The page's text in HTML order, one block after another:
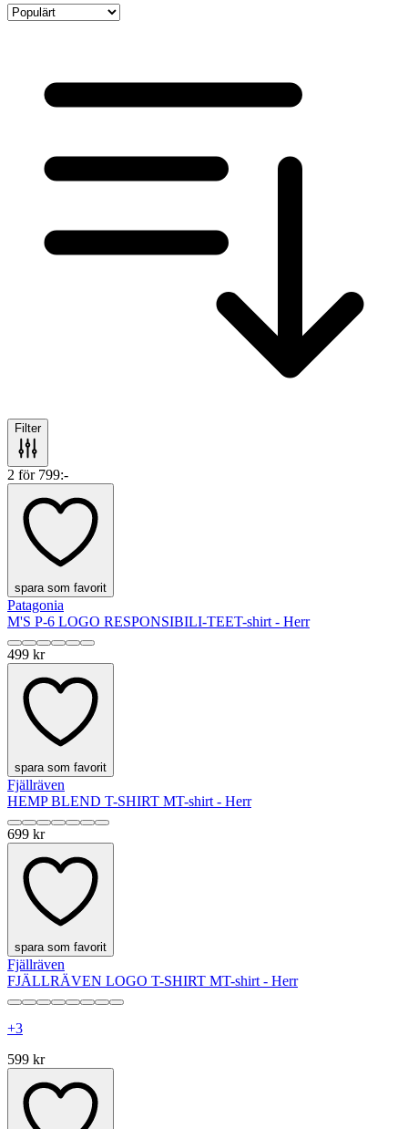
Filter
2 för 799:-
spara som favorit
Patagonia
M'S P-6 LOGO RESPONSIBILI-TEET-shirt - Herr
499 kr
spara som favorit
Fjällräven
HEMP BLEND T-SHIRT MT-shirt - Herr
699 kr
spara som favorit
Fjällräven
FJÄLLRÄVEN LOGO T-SHIRT MT-shirt - Herr
+3
599 kr